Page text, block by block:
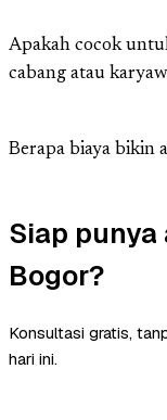
Apakah cocok
cabang atau
Berapa biaya bikin
Siap
Bogor?
Konsultasi gratis,
hari ini.